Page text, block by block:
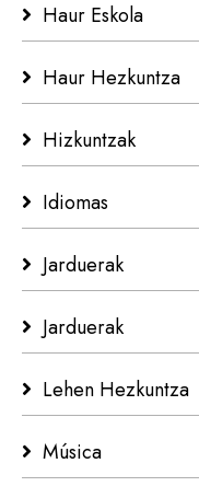
Haur Eskola
Haur Hezkuntza
Hizkuntzak
Idiomas
Jarduerak
Jarduerak
Lehen Hezkuntza
Música